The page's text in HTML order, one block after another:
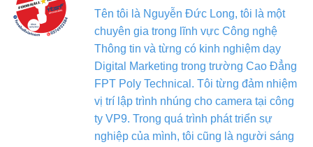
Tên tôi là Nguyễn Đức Long, tôi là một
chuyên gia trong lĩnh vực Công nghệ
Thông tin và từng có kinh nghiệm dạy
Digital Marketing trong trường Cao Đẳng
FPT Poly Technical. Tôi từng đảm nhiệm
vị trí lập trình nhúng cho camera tại công
ty VP9. Trong quá trình phát triển sự
nghiệp của mình, tôi cũng là người sáng